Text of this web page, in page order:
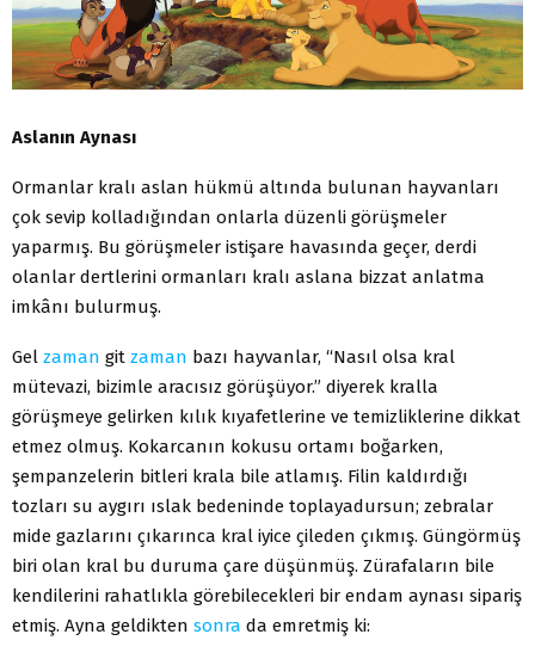
Aslanın Aynası
Ormanlar kralı aslan hükmü altında bulunan hayvanları
çok sevip kolladığından onlarla düzenli görüşmeler
yaparmış. Bu görüşmeler istişare havasında geçer, derdi
olanlar dertlerini ormanları kralı aslana bizzat anlatma
imkânı bulurmuş.
Gel zaman git zaman bazı hayvanlar, “Nasıl olsa kral
mütevazi, bizimle aracısız görüşüyor.” diyerek kralla
görüşmeye gelirken kılık kıyafetlerine ve temizliklerine dikkat
etmez olmuş. Kokarcanın kokusu ortamı boğarken,
şempanzelerin bitleri krala bile atlamış. Filin kaldırdığı
tozları su aygırı ıslak bedeninde toplayadursun; zebralar
mide gazlarını çıkarınca kral iyice çileden çıkmış. Güngörmüş
biri olan kral bu duruma çare düşünmüş. Zürafaların bile
kendilerini rahatlıkla görebilecekleri bir endam aynası sipariş
etmiş. Ayna geldikten sonra da emretmiş ki: